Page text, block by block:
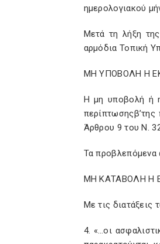
ημερολογιακού
Μετά τη λήξη
αρμόδια Τοπική
ΜΗ ΥΠΟΒΟΛΗ Η
Η μη υποβολή ή η
Άρθρου 9 του Ν.
Τα προβλεπόμενα
ΜΗ ΚΑΤΑΒΟΛΗ Η
Με τις
4. «…οι